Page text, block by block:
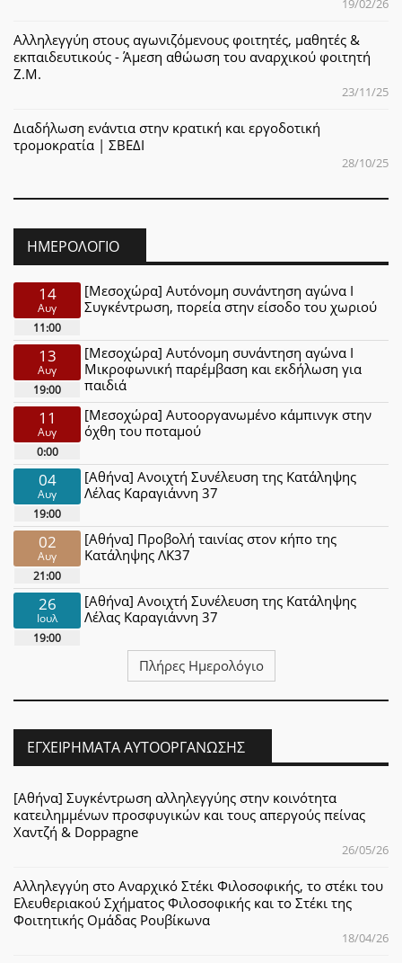
19/02/26
Αλληλεγγύη στους αγωνιζόμενους φοιτητές, μαθητές &
εκπαιδευτικούς - Άμεση αθώωση του αναρχικού φοιτητή
Ζ.Μ.
23/11/25
Διαδήλωση ενάντια στην κρατική και εργοδοτική
τρομοκρατία | ΣΒΕΔΙ
28/10/25
ΗΜΕΡΟΛΌΓΙΟ
14
Αυγ
11:00
[Μεσοχώρα] Αυτόνομη συνάντηση αγώνα Ι
Συγκέντρωση, πορεία στην είσοδο του χωριού
13
Αυγ
19:00
[Μεσοχώρα] Αυτόνομη συνάντηση αγώνα Ι
Μικροφωνική παρέμβαση και εκδήλωση για
παιδιά
11
Αυγ
0:00
[Μεσοχώρα] Αυτοοργανωμένο κάμπινγκ στην
όχθη του ποταμού
04
Αυγ
19:00
[Αθήνα] Ανοιχτή Συνέλευση της Κατάληψης
Λέλας Καραγιάννη 37
02
Αυγ
21:00
[Αθήνα] Προβολή ταινίας στον κήπο της
Κατάληψης ΛΚ37
26
Ιουλ
19:00
[Αθήνα] Ανοιχτή Συνέλευση της Κατάληψης
Λέλας Καραγιάννη 37
Πλήρες Ημερολόγιο
ΕΓΧΕΙΡΉΜΑΤΑ ΑΥΤΟΟΡΓΆΝΩΣΗΣ
[Αθήνα] Συγκέντρωση αλληλεγγύης στην κοινότητα
κατειλημμένων προσφυγικών και τους απεργούς πείνας
Χαντζή & Doppagne
26/05/26
Αλληλεγγύη στο Αναρχικό Στέκι Φιλοσοφικής, το στέκι του
Ελευθεριακού Σχήματος Φιλοσοφικής και το Στέκι της
Φοιτητικής Ομάδας Ρουβίκωνα
18/04/26